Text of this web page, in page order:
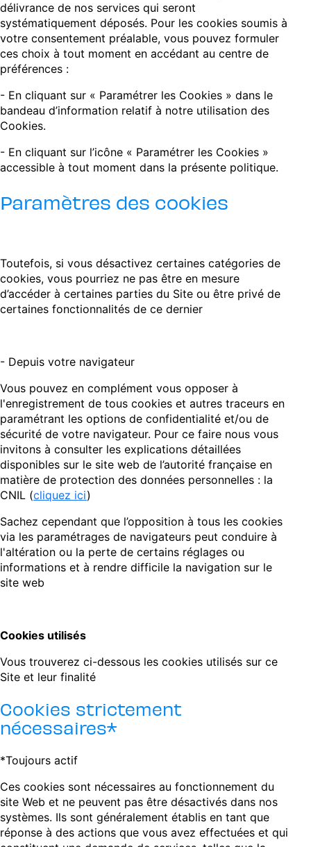
délivrance de nos services qui seront
systématiquement déposés. Pour les cookies soumis à
votre consentement préalable, vous pouvez formuler
ces choix à tout moment en accédant au centre de
préférences :
- En cliquant sur « Paramétrer les Cookies » dans le
bandeau d’information relatif à notre utilisation des
Cookies.
- En cliquant sur l’icône « Paramétrer les Cookies »
accessible à tout moment dans la présente politique.
Paramètres des cookies
Toutefois, si vous désactivez certaines catégories de
cookies, vous pourriez ne pas être en mesure
d’accéder à certaines parties du Site ou être privé de
certaines fonctionnalités de ce dernier
- Depuis votre navigateur
Vous pouvez en complément vous opposer à
l'enregistrement de tous cookies et autres traceurs en
paramétrant les options de confidentialité et/ou de
sécurité de votre navigateur. Pour ce faire nous vous
invitons à consulter les explications détaillées
disponibles sur le site web de l’autorité française en
matière de protection des données personnelles : la
CNIL (cliquez ici)
Sachez cependant que l’opposition à tous les cookies
via les paramétrages de navigateurs peut conduire à
l'altération ou la perte de certains réglages ou
informations et à rendre difficile la navigation sur le
site web
Cookies utilisés
Vous trouverez ci-dessous les cookies utilisés sur ce
Site et leur finalité
Cookies strictement
nécessaires*
*Toujours actif
Ces cookies sont nécessaires au fonctionnement du
site Web et ne peuvent pas être désactivés dans nos
systèmes. Ils sont généralement établis en tant que
réponse à des actions que vous avez effectuées et qui